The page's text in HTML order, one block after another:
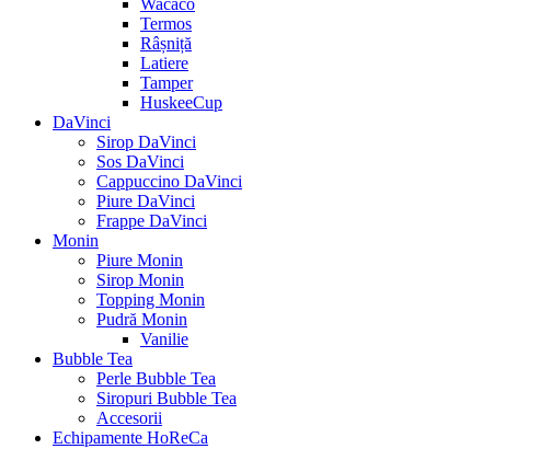
Wacaco
Termos
Râșniță
Latiere
Tamper
HuskeeCup
DaVinci
Sirop DaVinci
Sos DaVinci
Cappuccino DaVinci
Piure DaVinci
Frappe DaVinci
Monin
Piure Monin
Sirop Monin
Topping Monin
Pudră Monin
Vanilie
Bubble Tea
Perle Bubble Tea
Siropuri Bubble Tea
Accesorii
Echipamente HoReCa